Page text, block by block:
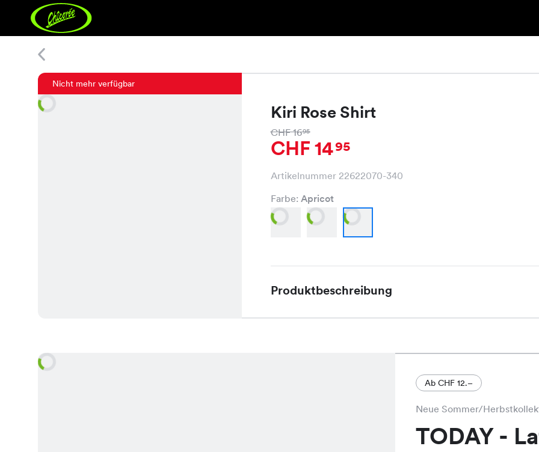
Nicht mehr verfügbar
Kiri Rose Shirt
CHF 1695
CHF 1495
Artikelnummer 22622070-340
Farbe: Apricot
Produktbeschreibung
Ab CHF 12.–
Neue Sommer/
TODAY -